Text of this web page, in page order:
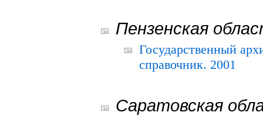
Пензенская
Государственный
справочник. 2001
Саратовская